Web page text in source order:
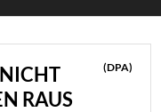
RAUS
(DPA)